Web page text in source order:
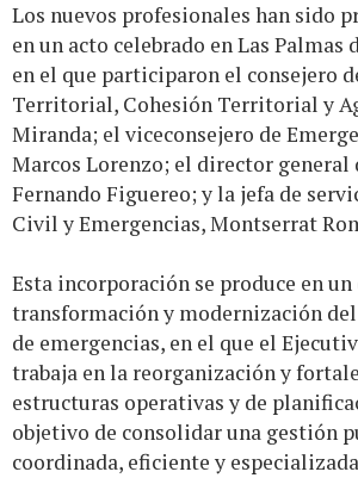
Los nuevos profesionales han sido
en un acto celebrado en Las Palmas
en el que participaron el consejero
Territorial, Cohesión Territorial y
Miranda; el viceconsejero de
Marcos Lorenzo; el director general
Fernando Figuereo; y la jefa de
Civil y Emergencias, Montserrat
Esta incorporación se produce en
transformación y modernización
de emergencias, en el que el
trabaja en la reorganización y
estructuras operativas y de
objetivo de consolidar una gestión
coordinada, eficiente y